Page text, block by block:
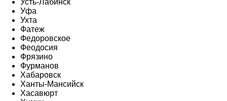
Усть-Лабинск
Уфа
Ухта
Фатеж
Федоровское
Феодосия
Фрязино
Фурманов
Хабаровск
Ханты-Мансийск
Хасавюрт